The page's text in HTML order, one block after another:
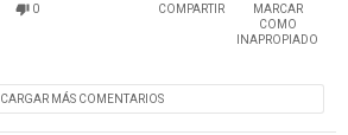
0 COMPARTIR
MARCAR
COMO
INAPROPIADO
CARGAR MÁS COMENTARIOS